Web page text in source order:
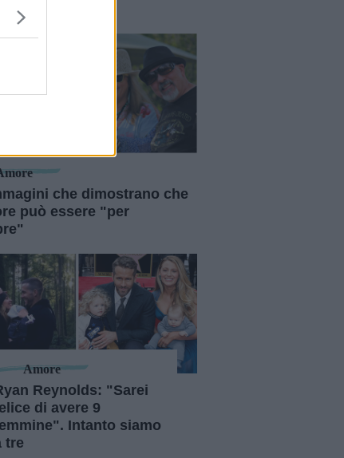
"a distanza"
che dimostrano che
può essere "per
Amore
Reynolds: "Sarei
di avere 9
Intanto siamo
tre